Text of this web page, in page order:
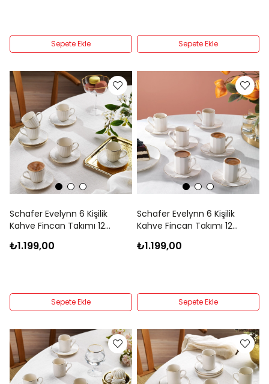
Sepete Ekle Sepete Ekle
Schafer Evelynn 6 Kişilik
Kahve Fincan Takımı 12
₺1.199,00
Sepete Ekle
Schafer Evelynn 6 Kişilik
Kahve Fincan Takımı 12
₺1.199,00
Sepete Ekle